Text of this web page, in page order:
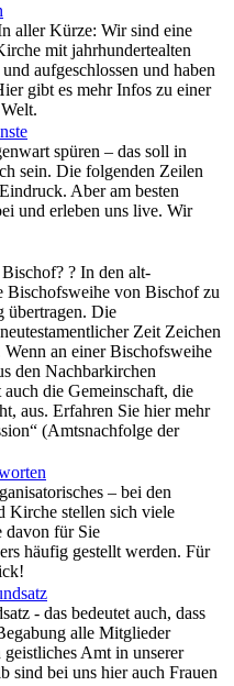
aller Kürze: Wir sind eine
mit jahrhundertealten
aufgeschlossen und haben
gibt es mehr Infos zu einer
spüren – das soll in
sein. Die folgenden Zeilen
Aber am besten
und erleben uns live. Wir
? In den alt-
von Bischof zu
übertragen. Die
Zeit Zeichen
an einer Bischofsweihe
den Nachbarkirchen
die Gemeinschaft, die
aus. Erfahren Sie hier mehr
(Amtsnachfolge der
– bei den
Kirche stellen sich viele
davon für Sie
häufig gestellt werden. Für
- das bedeutet auch, dass
alle Mitglieder
Amt in unserer
sind bei uns hier auch Frauen